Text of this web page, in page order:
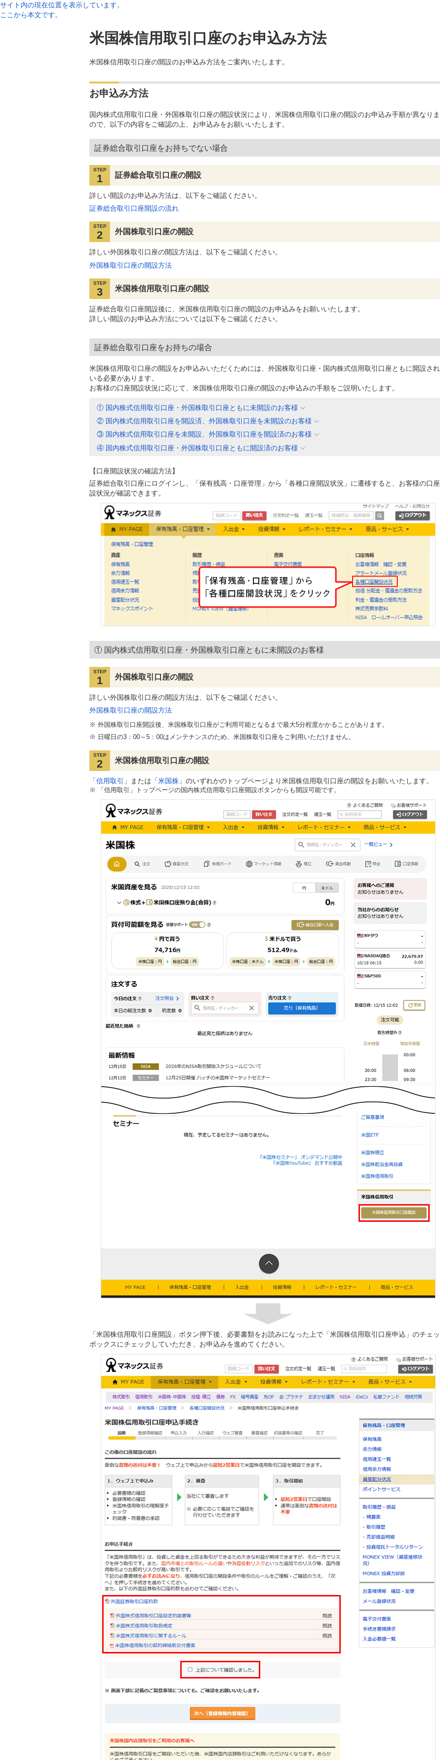
サイト内の現在位置を表示しています。
ここから本文です。
米国株信用取引口座のお申込み方法
米国株信用取引口座の開設のお申込み方法をご案内いたします。
お申込み方法
国内株式信用取引口座・外国株取引口座の開設状況により、米国株信用取引口座の開設のお申込み手順が異なり
ので、以下の内容をご確認の上、お申込みをお願いいたします。
証券総合取引口座をお持ちでない場合
STEP
1 証券総合取引口座の開設
詳しい開設のお申込み方法は、以下をご確認ください。
証券総合取引口座開設の流れ
STEP
2 外国株取引口座の開設
詳しい外国株取引口座の開設方法は、以下をご確認ください。
外国株取引口座の開設方法
STEP
3 米国株信用取引口座の開設
証券総合取引口座開設後に、米国株信用取引口座の開設のお申込みをお願いいたします。
詳しい開設のお申込み方法については以下をご確認ください。
証券総合取引口座をお持ちの場合
米国株信用取引口座の開設をお申込みいただくためには、外国株取引口座・国内株式信用取引口座ともに開設さ
いる必要があります。
お客様の口座開設状況に応じて、米国株信用取引口座の開設のお申込みの手順をご説明いたします。
① 国内株式信用取引口座・外国株取引口座ともに未開設のお客様
② 国内株式信用取引口座を開設済、外国株取引口座を未開設のお客様
③ 国内株式信用取引口座を未開設、外国株取引口座を開設済のお客様
④ 国内株式信用取引口座・外国株取引口座ともに開設済のお客様
【口座開設状況の確認方法】
証券総合取引口座にログインし、「保有残高・口座管理」から「各種口座開設状況」に遷移すると、お客様の口
設状況が確認できます。
① 国内株式信用取引口座・外国株取引口座ともに未開設のお客様
STEP
1 外国株取引口座の開設
詳しい外国株取引口座の開設方法は、以下をご確認ください。
外国株取引口座の開設方法
外国株取引口座開設後、米国株取引口座がご利用可能となるまで最大5分程度かかることがあります。
日曜日の3：00～5：00はメンテナンスのため、米国株取引口座をご利用いただけません。
STEP
2 米国株信用取引口座の開設
「信用取引 」または「米国株 」のいずれかのトップページより米国株信用取引口座の開設をお願いいたします。
※ 「信用取引」トップページの国内株式信用取引口座開設ボタンからも開設可能です。
「米国株信用取引口座開設」ボタン押下後、必要書類をお読みになった上で「米国株信用取引口座申込」のチェ
ボックスにチェックしていただき、お申込みを進めてください。